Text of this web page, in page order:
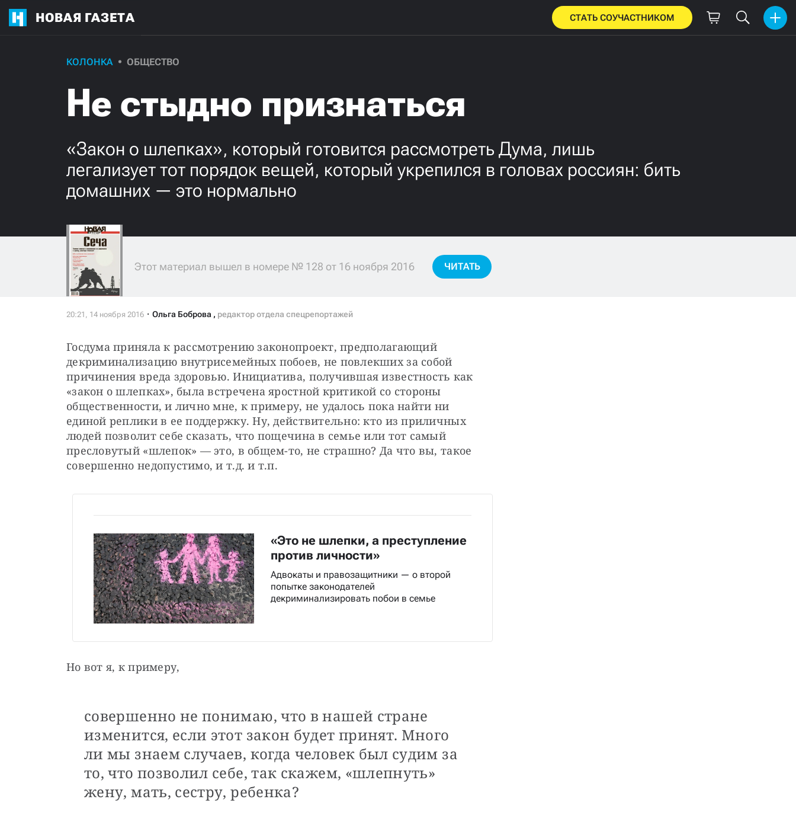
НОВАЯ ГАЗЕТА СТАТЬ СОУЧАСТНИКОМ
КОЛОНКА ОБЩЕСТВО
Не стыдно признаться
«Закон о шлепках», который готовится рассмотреть Дума, лишь
легализует тот порядок вещей, который укрепился в головах россиян: бить
домашних — это нормально
Этот материал вышел в номере № 128 от 16 ноября 2016 ЧИТАТЬ
Ольга Боброва , редактор отдела спецрепортажей
Госдума приняла к рассмотрению законопроект, предполагающий
декриминализацию внутрисемейных побоев, не повлекших за собой
причинения вреда здоровью. Инициатива, получившая известность как
«закон о шлепках», была встречена яростной критикой со стороны
общественности, и лично мне, к примеру, не удалось пока найти ни
единой реплики в ее поддержку. Ну, действительно: кто из приличных
людей позволит себе сказать, что пощечина в семье или тот самый
пресловутый «шлепок» — это, в общем-то, не страшно? Да что вы, такое
совершенно недопустимо, и т.д. и т.п.
«Это не шлепки, а преступление
против личности»
Адвокаты и правозащитники — о второй
попытке законодателей
декриминализировать побои в семье
Но вот я, к примеру,
совершенно не понимаю, что в нашей стране
изменится, если этот закон будет принят. Много
ли мы знаем случаев, когда человек был судим за
то, что позволил себе, так скажем, «шлепнуть»
жену, мать, сестру, ребенка?